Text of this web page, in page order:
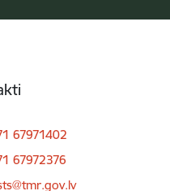
67971402
67972376